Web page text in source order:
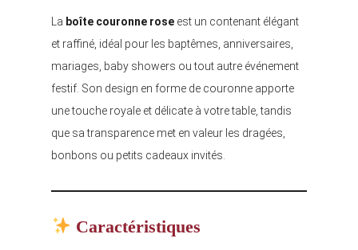
La boîte couronne rose est un contenant élégant
et raffiné, idéal pour les baptêmes, anniversaires,
mariages, baby showers ou tout autre événement
festif. Son design en forme de couronne apporte
une touche royale et délicate à votre table, tandis
que sa transparence met en valeur les dragées,
bonbons ou petits cadeaux invités.
Caractéristiques